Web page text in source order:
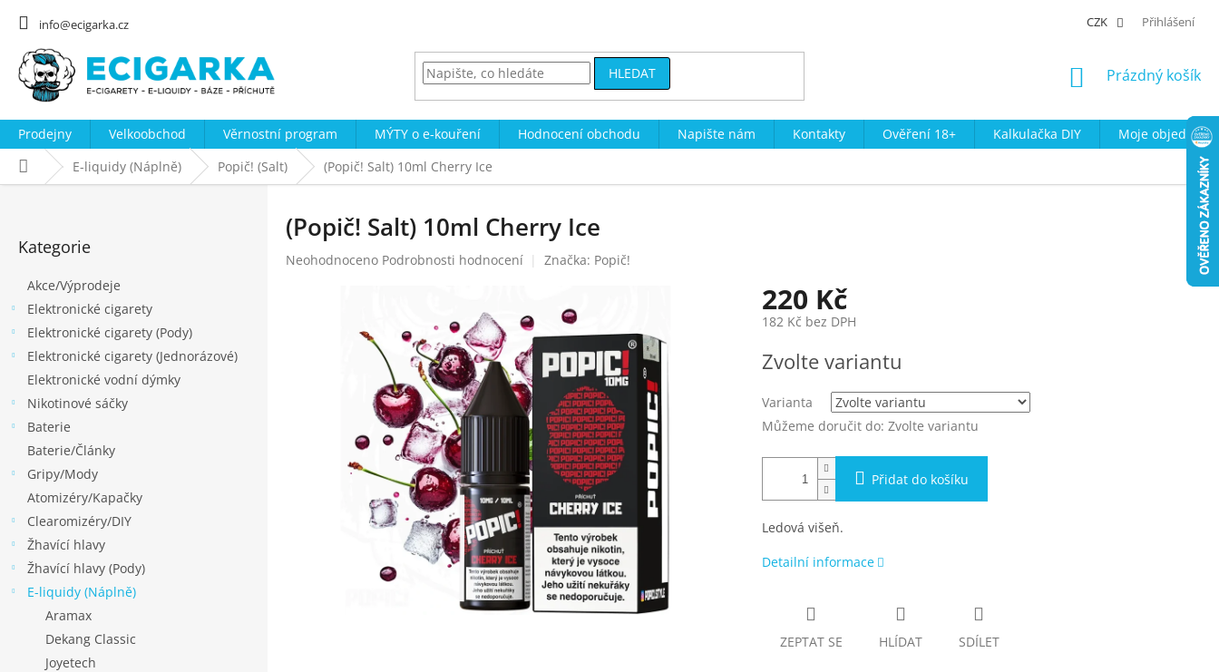
info@ecigarka.cz CZK Přihlášení
HLEDAT
NÁKUPNÍ
Prázdný košík
Prodejny Velkoobchod Věrnostní program MÝTY o e-kouření Hodnocení obchodu Napište nám Kontakty Ověření 18+ Kalkulačka DIY
Moje
Domů E-liquidy (Náplně) Popič! (Salt) (Popič! Salt) 10ml Cherry Ice
kategorie
Kategorie
Akce/Výprodeje
Elektronické cigarety
Elektronické cigarety (Pody)
Elektronické cigarety (Jednorázové)
Elektronické vodní dýmky
Nikotinové sáčky
Baterie
Baterie/Články
Gripy/Mody
Atomizéry/Kapačky
Clearomizéry/DIY
Žhavící hlavy
Žhavící hlavy (Pody)
E-liquidy (Náplně)
Aramax
Dekang Classic
Joyetech
(Popič! Salt) 10ml Cherry Ice
Průměrné
Neohodnoceno Podrobnosti hodnocení Značka: Popič!
220 Kč
182 Kč bez DPH
cena:
Zvolte variantu
Varianta
Můžeme doručit do: Zvolte variantu
Přidat do košíku
Ledová višeň.
Detailní informace
ZEPTAT SE HLÍDAT SDÍLET